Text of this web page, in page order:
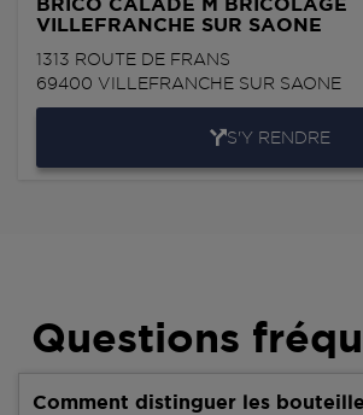
VILLEFRANCHE SUR SAONE
1313 ROUTE DE FRANS
69400 VILLEFRANCHE SUR SAONE
S'Y RENDRE
Questions
Comment distinguer les